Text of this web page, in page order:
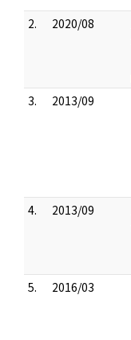
2.
2020/08
3. 2013/09
4.
2013/09
5.
2016/03